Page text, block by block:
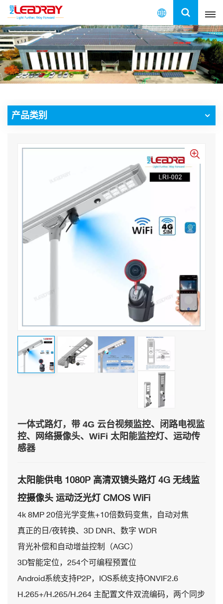
中
English
français
español
产品类别
一体式路灯，带 4G 云台视频监控、闭路电视监
控、网络摄像头、WiFi 太阳能监控灯、运动传
感器
太阳能供电 1080P 高清双镜头路灯 4G 无线监
控摄像头 运动泛光灯 CMOS WiFi
4k 8MP 20倍光学变焦+10倍数码变焦，自动对焦
真正的日/夜转换、3D DNR、数字 WDR
背光补偿和自动增益控制（AGC）
3D智能定位，254个可编程预置位
Android系统支持P2P，IOS系统支持ONVIF2.6
H.265+/H.265/H.264 主配置文件双流编码，两个同步